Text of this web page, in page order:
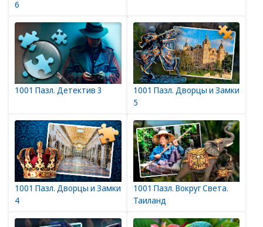
6
1001 Пазл. Детектив 3
1001 Пазл. Дворцы и Замки
5
1001 Пазл. Дворцы и Замки
4
1001 Пазл. Вокруг Света.
Таиланд